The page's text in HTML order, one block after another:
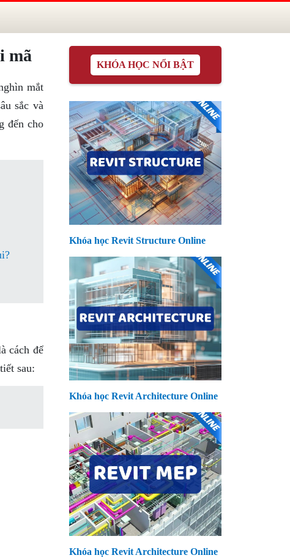
mã
mắt
sắc và
đến cho
cách để
sau:
KHÓA HỌC NỔI BẬT
Khóa học Revit Structure Online
Khóa học Revit Architecture Online
Khóa học Revit Architecture Online